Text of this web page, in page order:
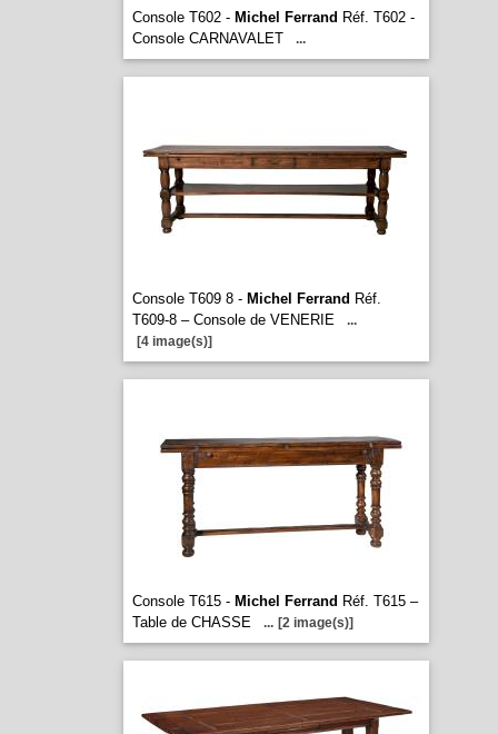
Console T602 - Michel Ferrand Réf. T602 -
Console CARNAVALET
...
Console T609 8 - Michel Ferrand Réf.
T609-8 – Console de VENERIE
...
[4 image(s)]
Console T615 - Michel Ferrand Réf. T615 –
Table de CHASSE
... [2 image(s)]